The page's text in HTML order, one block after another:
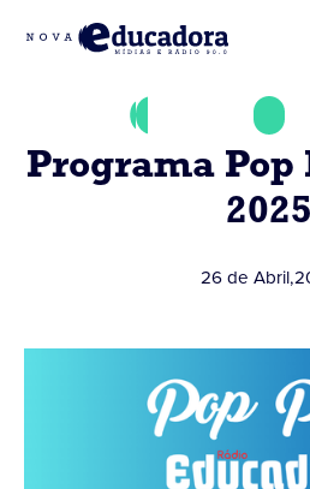
Programa Pop
2025
26 de Abril,